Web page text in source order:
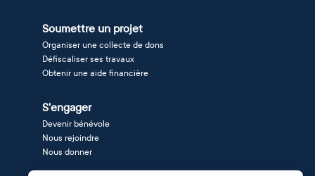
Soumettre un projet
Organiser une collecte de dons
Défiscaliser ses travaux
Obtenir une aide financière
S'engager
Devenir bénévole
Nous rejoindre
Nous donner